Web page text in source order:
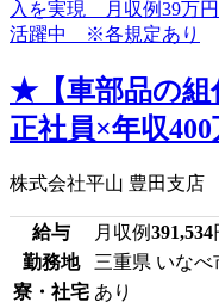
★【車部品の組
正社員×年収400
株式会社平山 豊田支店
給与 月収例391,534
勤務地
三重県 いなべ
寮・社宅 あり